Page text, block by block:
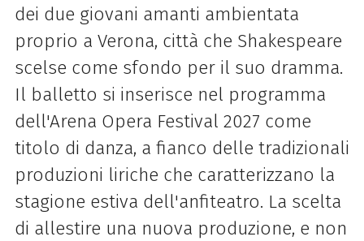
dei due giovani amanti ambientata
proprio a Verona, città che Shakespeare
scelse come sfondo per il suo dramma.
Il balletto si inserisce nel programma
dell'Arena Opera Festival 2027 come
titolo di danza, a fianco delle tradizionali
produzioni liriche che caratterizzano la
stagione estiva dell'anfiteatro. La scelta
di allestire una nuova produzione, e non